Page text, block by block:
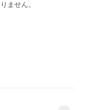
ません。